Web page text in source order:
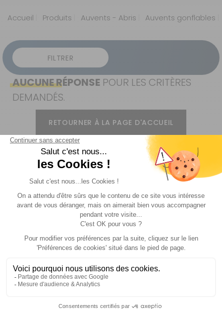
Accueil Produits Auvents - Abris Auvents gonflables
FILTRER
AUCUNE RÉPONSE POUR LES CRITÈRES
DEMANDÉS.
RETOURNER À LA PAGE D'ACCUEIL
Livraison
Expédié sous 72h
Paiements
Sécurisés
Avantages
Suivez-nous !